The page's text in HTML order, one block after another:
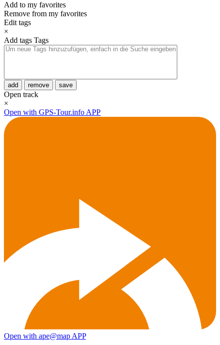
Add to my favorites
Remove from my favorites
Edit tags
×
Add tags Tags
add remove save
Open track
×
Open with GPS-Tour.info APP
Open with ape@map APP